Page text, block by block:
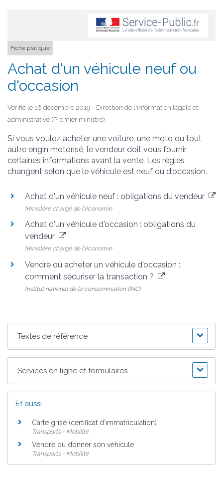
Fiche pratique
Achat d'un véhicule neuf ou
d'occasion
Vérifié le 16 décembre 2019 - Direction de l'information légale et
administrative (Premier ministre)
Si vous voulez acheter une voiture, une moto ou tout
autre engin motorisé, le vendeur doit vous fournir
certaines informations avant la vente. Les règles
changent selon que le véhicule est neuf ou d'occasion.
Achat d'un véhicule neuf : obligations du vendeur
Ministère chargé de l'économie
Achat d'un véhicule d'occasion : obligations du
vendeur
Ministère chargé de l'économie
Vendre ou acheter un véhicule d'occasion :
comment sécuriser la transaction ?
Institut national de la consommation (INC)
Textes de référence
Services en ligne et formulaires
Et aussi
Carte grise (certificat d'immatriculation)
Transports - Mobilité
Vendre ou donner son véhicule
Transports - Mobilité